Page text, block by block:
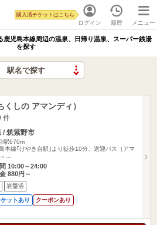
ログイン
購入済チケットはこちら
履歴 メニュー
鹿児島本線周辺の温泉、日帰り温泉、スーパー銭湯
を探す
駅名で探す
しの アマンディ）
件
/ 筑紫野市
駅670m
本線｢けやき台駅｣より徒歩10分、送迎バス（アマ
→…
10:00～24:00
880円～
岩盤浴
ットあり クーポンあり